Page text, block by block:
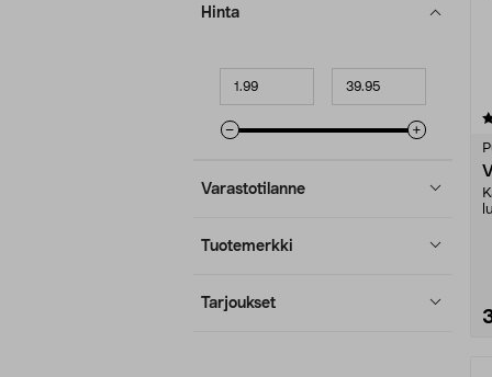
Hinta
Varastotilanne
Tuotemerkki
Tarjoukset
tähdestä